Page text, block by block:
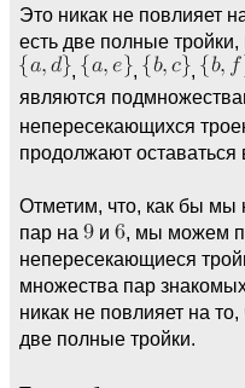
Это никак не повлияет
есть две полные
являются
непересекающихся
продолжают
Отметим, что, как бы мы
пар на
и
, мы можем
непересекающиеся
множества пар
никак не повлияет на
две полные тройки.